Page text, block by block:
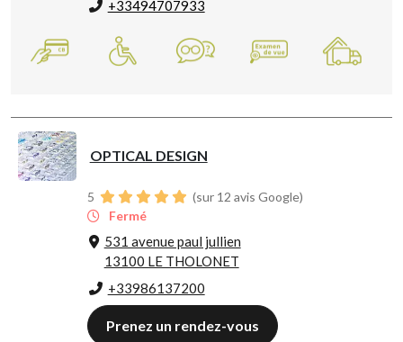
+33494707933
OPTICAL DESIGN
5
(sur 12 avis Google)
Fermé
531 avenue paul jullien
13100 LE THOLONET
+33986137200
Prenez un rendez-vous